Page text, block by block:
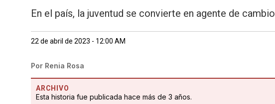
En el país, la juventud se convierte en agente de cambio
22 de abril de 2023 - 12:00 AM
Por Renia Rosa
ARCHIVO
Esta historia fue publicada hace más de 3 años.